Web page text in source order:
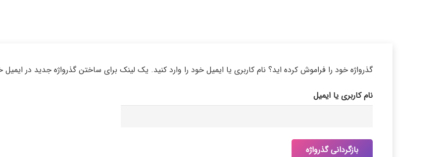
گذرواژه خود را فراموش کرده اید؟ نام کاربری یا ایمیل خود را وارد کنید. یک لینک برای ساختن گذرواژه جدید در
نام کاربری یا ایمیل
بازگردانی گذرواژه